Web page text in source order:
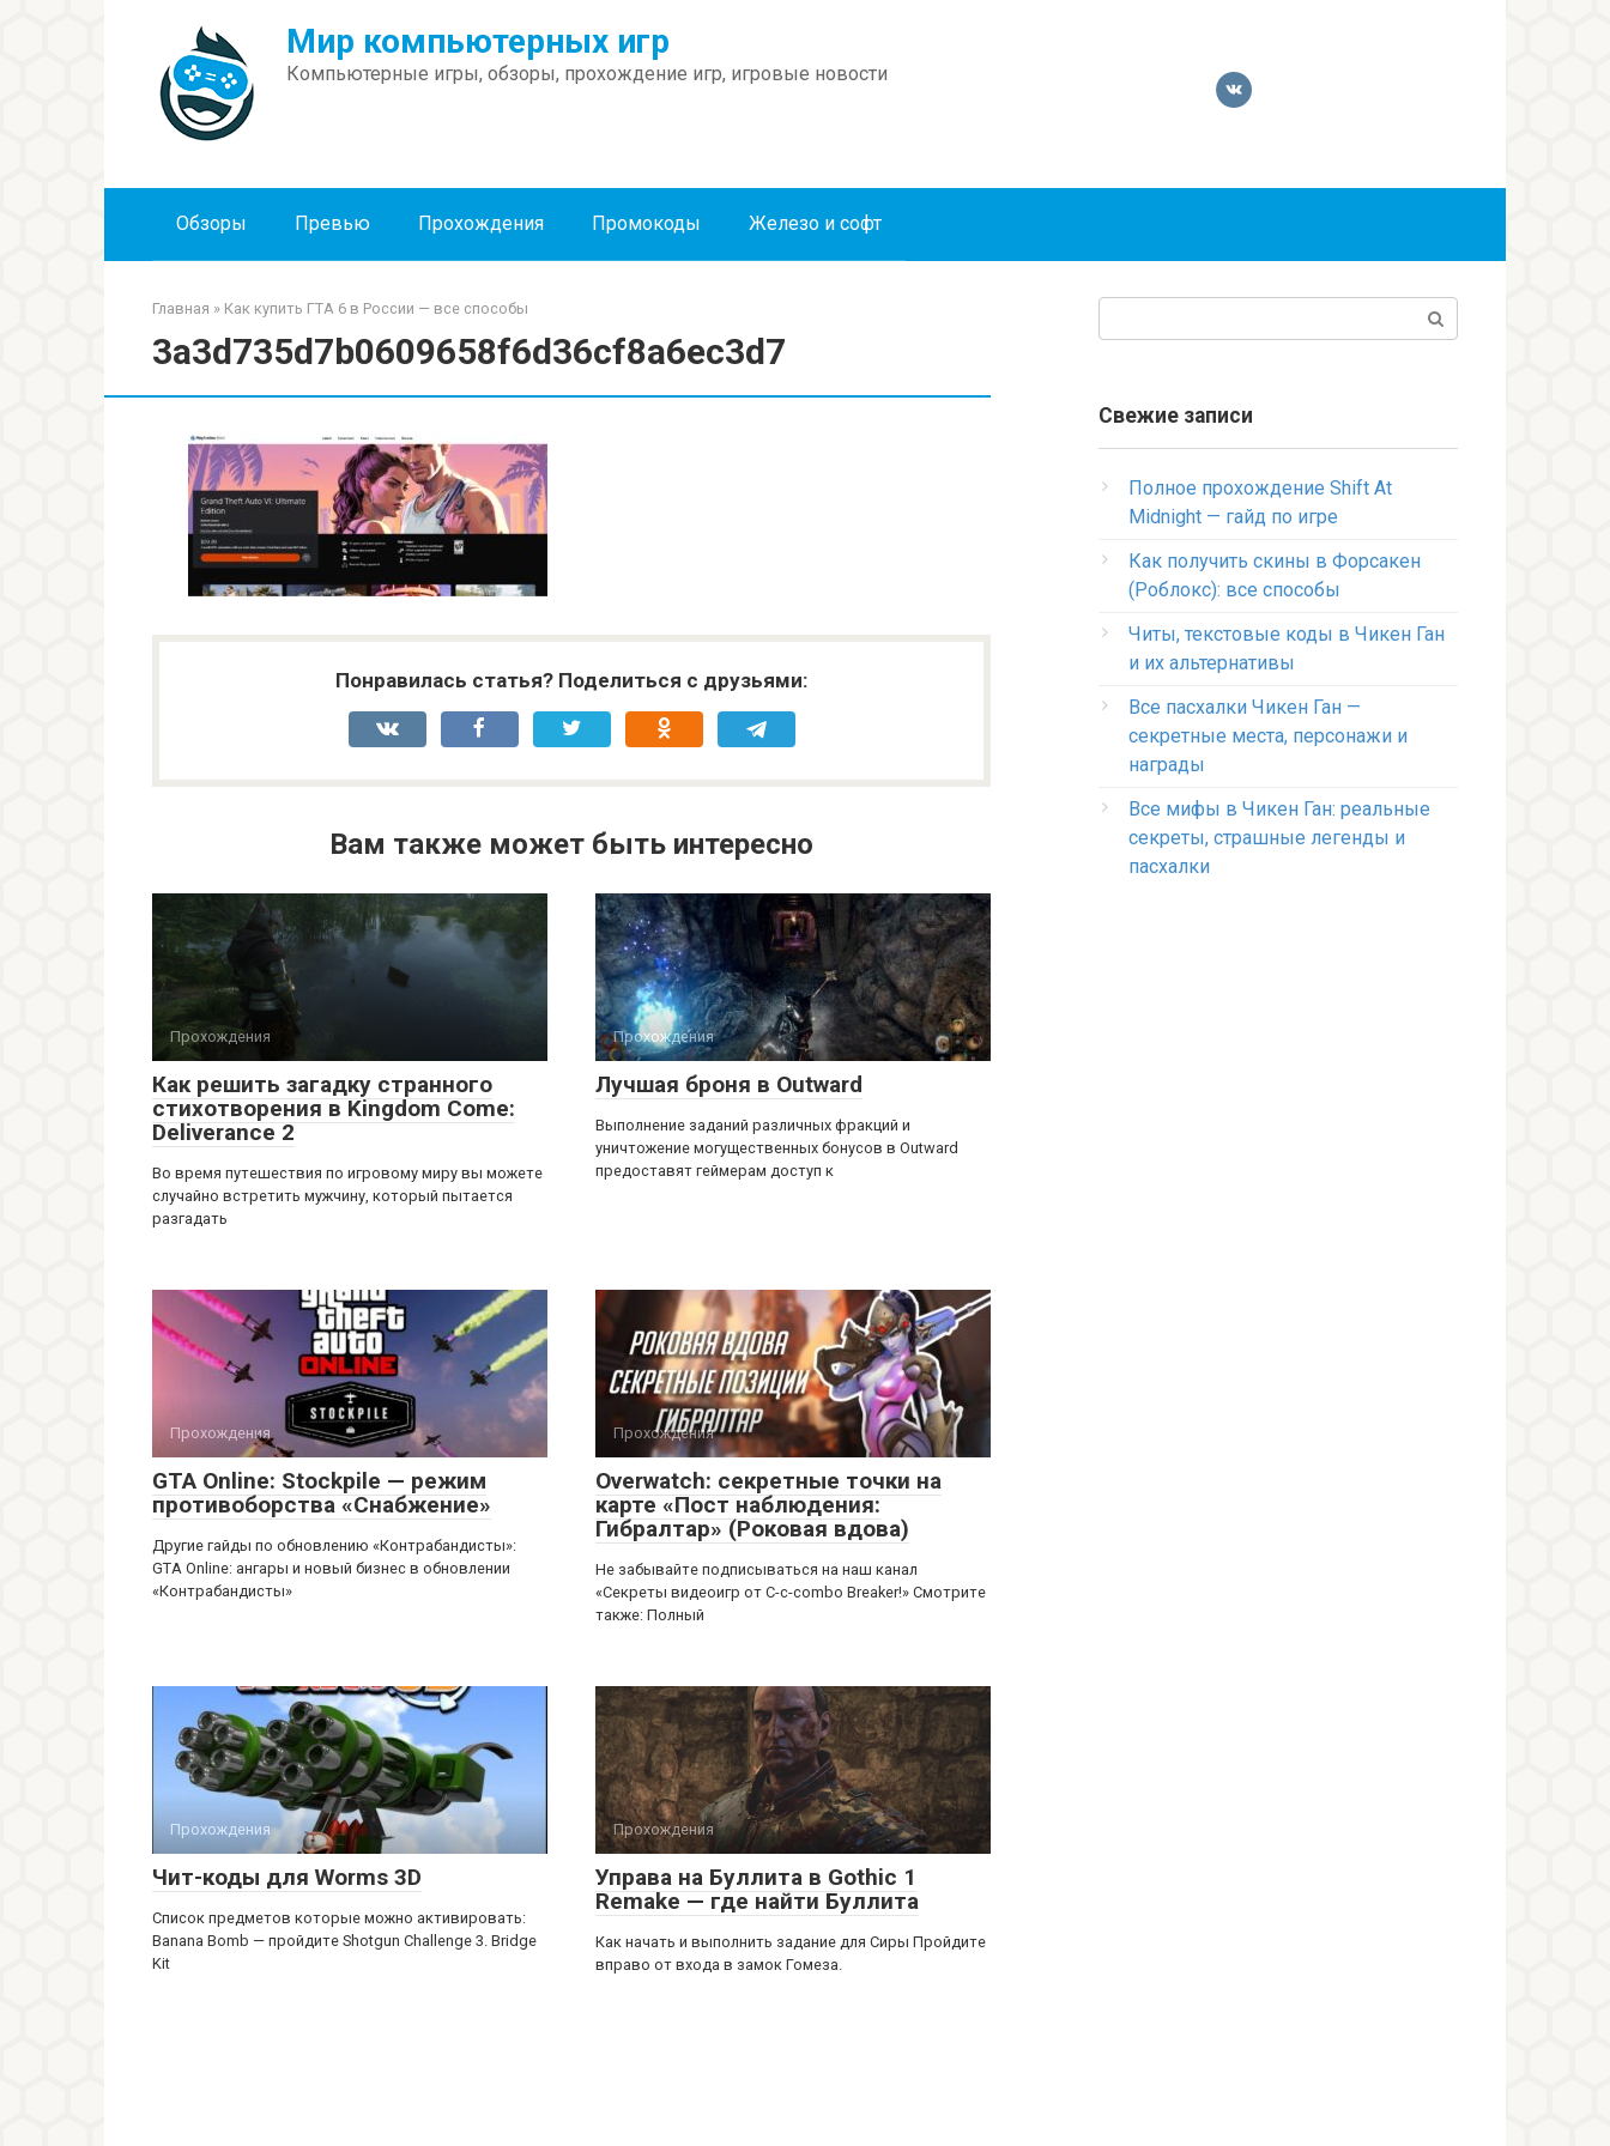
Мир компьютерных игр
Компьютерные игры, обзоры, прохождение игр, игровые новости
Обзоры Превью Прохождения Промокоды Железо и софт
Главная » Как купить ГТА 6 в России — все способы
3a3d735d7b0609658f6d36cf8a6ec3d7
Понравилась статья? Поделиться с друзьями:
Вам также может быть интересно
Прохождения
Как решить загадку странного
стихотворения в Kingdom Come:
Deliverance 2
Во время путешествия по игровому миру вы можете
случайно встретить мужчину, который пытается
разгадать
Прохождения
Лучшая броня в Outward
Выполнение заданий различных фракций и
уничтожение могущественных бонусов в Outward
предоставят геймерам доступ к
Прохождения
GTA Online: Stockpile — режим
противоборства «Снабжение»
Другие гайды по обновлению «Контрабандисты»:
GTA Online: ангары и новый бизнес в обновлении
«Контрабандисты»
Прохождения
Overwatch: секретные точки на
карте «Пост наблюдения:
Гибралтар» (Роковая вдова)
Не забывайте подписываться на наш канал
«Секреты видеоигр от C-c-combo Breaker!» Смотрите
также: Полный
Прохождения
Чит-коды для Worms 3D
Список предметов которые можно активировать:
Banana Bomb — пройдите Shotgun Challenge 3. Bridge
Kit
Прохождения
Управа на Буллита в Gothic 1
Remake — где найти Буллита
Как начать и выполнить задание для Сиры Пройдите
вправо от входа в замок Гомеза.
Свежие записи
Полное прохождение Shift At
Midnight — гайд по игре
Как получить скины в Форсакен
(Роблокс): все способы
Читы, текстовые коды в Чикен Ган
и их альтернативы
Все пасхалки Чикен Ган —
секретные места, персонажи и
награды
Все мифы в Чикен Ган: реальные
секреты, страшные легенды и
пасхалки